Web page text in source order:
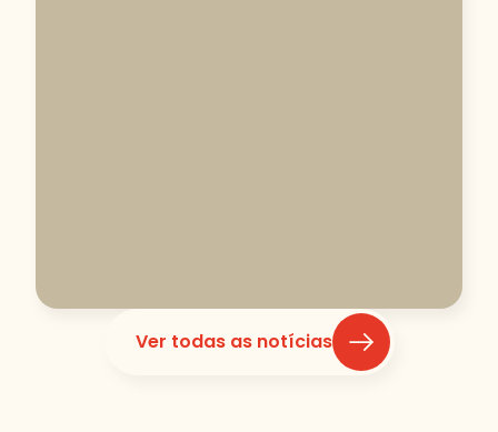
Ver todas as notícias